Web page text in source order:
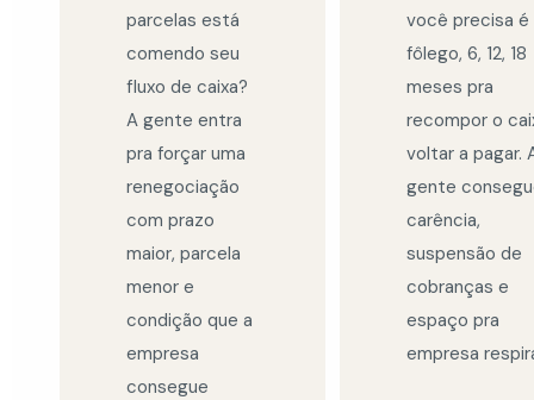
parcelas está
comendo seu
fluxo de caixa?
A gente entra
pra forçar uma
renegociação
com prazo
maior, parcela
menor e
condição que a
empresa
consegue
você precisa é
fôlego, 6, 12, 18
meses pra
recompor o
voltar a pagar.
gente
carência,
suspensão de
cobranças e
espaço pra
empresa